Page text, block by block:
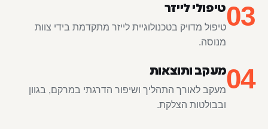
03טיפולי לייזר
טיפול מדויק בטכנולוגיית לייזר מתקדמת בידי צוות
מנוסה.
04מעקב ותוצאות
מעקב לאורך התהליך ושיפור הדרגתי במרקם, בגוון
ובבולטות הצלקת.